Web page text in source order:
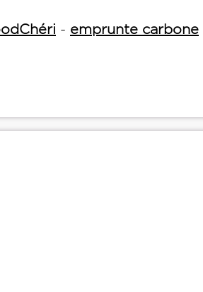
- emprunte carbone